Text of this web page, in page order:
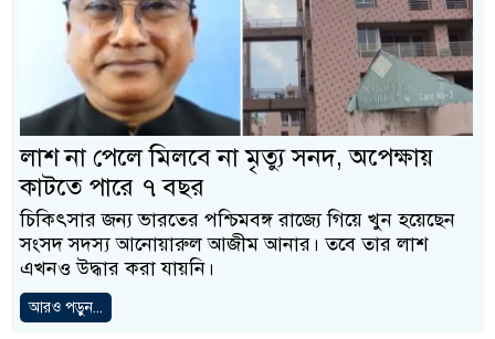
লাশ না পেলে মিলবে না মৃত্যু সনদ, অপেক্ষায়
কাটতে পারে ৭ বছর
চিকিৎসার জন্য ভারতের পশ্চিমবঙ্গ রাজ্যে গিয়ে খুন হয়েছেন
সংসদ সদস্য আনোয়ারুল আজীম আনার। তবে তার লাশ
এখনও উদ্ধার করা যায়নি।
আরও পড়ুন...